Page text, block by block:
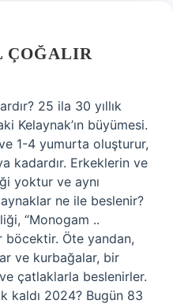
ÇOĞALIR
25 ila 30 yıllık
Kelaynak’ın büyümesi.
1-4 yumurta oluşturur,
kadardır. Erkeklerin ve
yoktur ve aynı
ne ile beslenir?
“Monogam ..
böcektir. Öte yandan,
ve kurbağalar, bir
çatlaklarla beslenirler.
kaldı 2024? Bugün 83